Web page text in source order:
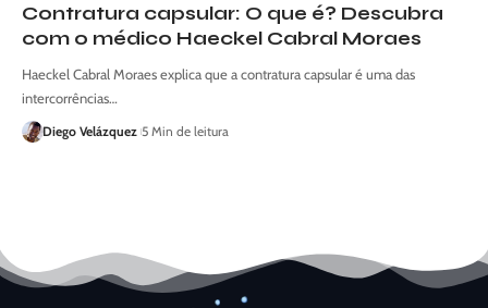
Contratura capsular: O que é? Descubra
com o médico Haeckel Cabral Moraes
Haeckel Cabral Moraes explica que a contratura capsular é uma das
intercorrências…
Diego Velázquez 5 Min de leitura